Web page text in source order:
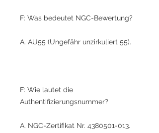
F: Was bedeutet NGC-Bewertung?
A. AU55 (Ungefähr unzirkuliert 55).
F: Wie lautet die
Authentifizierungsnummer?
A. NGC-Zertifikat Nr. 4380501-013.